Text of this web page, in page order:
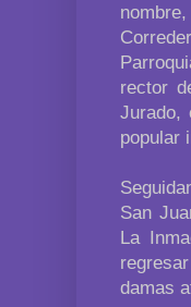
rector
Jurado,
popular
San
La
damas